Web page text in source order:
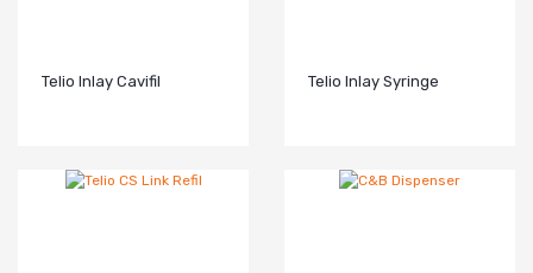
Telio Inlay Cavifil Telio Inlay Syringe